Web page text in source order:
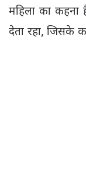
महिला का कहना
देता रहा, जिसके